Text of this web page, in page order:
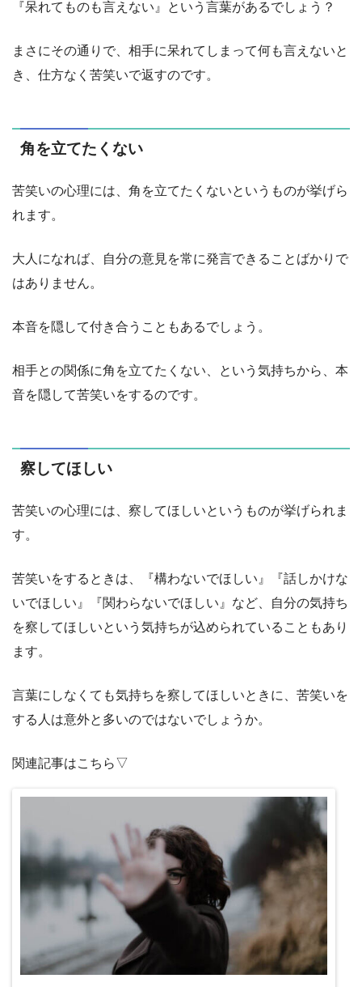
『呆れてものも言えない』という言葉があるでしょう？
まさにその通りで、相手に呆れてしまって何も言えないと
き、仕方なく苦笑いで返すのです。
角を立てたくない
苦笑いの心理には、角を立てたくないというものが挙げら
れます。
大人になれば、自分の意見を常に発言できることばかりで
はありません。
本音を隠して付き合うこともあるでしょう。
相手との関係に角を立てたくない、という気持ちから、本
音を隠して苦笑いをするのです。
察してほしい
苦笑いの心理には、察してほしいというものが挙げられま
す。
苦笑いをするときは、『構わないでほしい』『話しかけな
いでほしい』『関わらないでほしい』など、自分の気持ち
を察してほしいという気持ちが込められていることもあり
ます。
言葉にしなくても気持ちを察してほしいときに、苦笑いを
する人は意外と多いのではないでしょうか。
関連記事はこちら▽